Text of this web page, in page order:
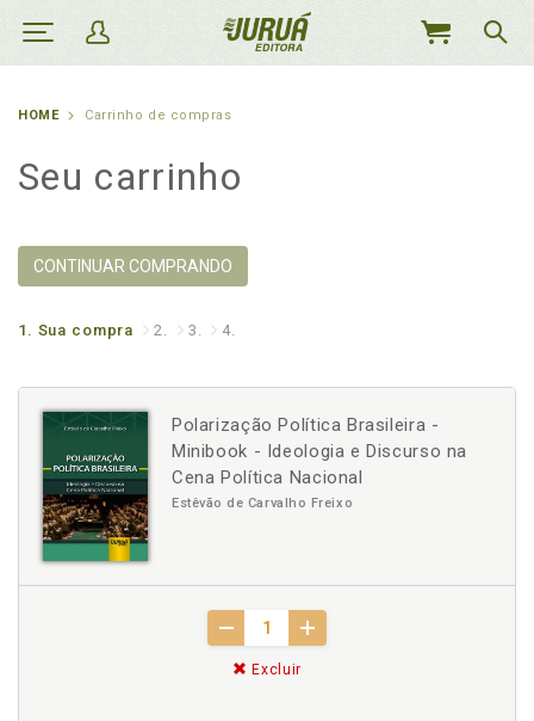
MEU
HOME Carrinho de compras
Seu carrinho
CONTINUAR COMPRANDO
1. Sua compra 2. 3. 4.
Polarização Política Brasileira -
Minibook - Ideologia e Discurso na
Cena Política Nacional
Estêvão de Carvalho Freixo
Excluir